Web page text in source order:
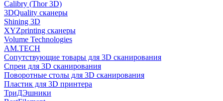
Calibry (Thor 3D)
3DQuality сканеры
Shining 3D
XYZprinting сканеры
Volume Technologies
AM.TECH
Сопутствующие товары для 3D сканирования
Спреи для 3D сканирования
Поворотные столы для 3D сканирования
Пластик для 3D принтера
ТриДЭшники